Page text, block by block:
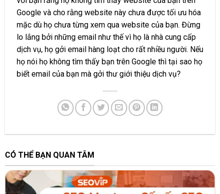
Google và cho rằng website này chưa được tối ưu hóa
mặc dù họ chưa từng xem qua website của bạn. Đừng
lo lắng bởi những email như thế vì họ là nhà cung cấp
dịch vụ, họ gởi email hàng loạt cho rất nhiều người. Nếu
họ nói họ không tìm thấy bạn trên Google thì tại sao họ
biết email của bạn mà gởi thư giới thiệu dịch vụ?
CÓ THỂ BẠN QUAN TÂM